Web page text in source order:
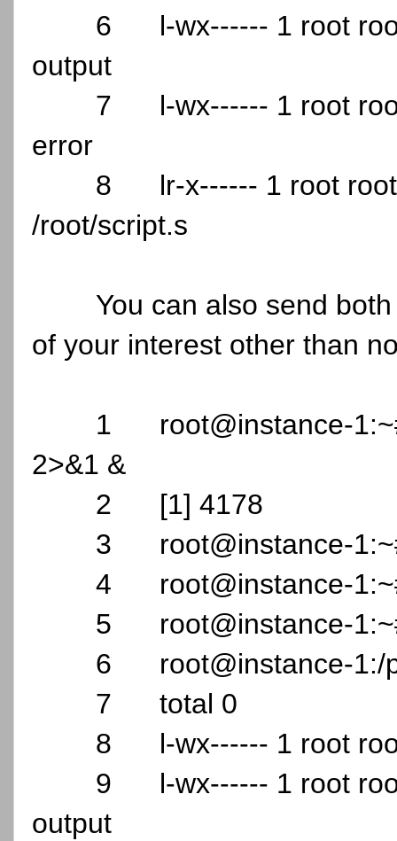
6
l-wx------ 1 root
output
7
l-wx------ 1 root
error
8
lr-x------ 1 root
/root/script.s
You can also send
of your interest other than
1
root@instance-
2>&1 &
2
[1] 4178
3
root@instance-
4
root@instance-
5
root@instance-
6
root@instance-
7
total 0
8
l-wx------ 1 root
9
l-wx------ 1 root
output